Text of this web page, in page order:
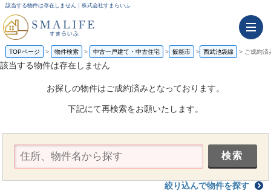
該当する物件は存在しません｜株式会社すまらいふ
TOPページ 物件検索 中古一戸建て・中古住宅 飯能市 西武池袋線 ご成約済
該当する物件は存在しません
お探しの物件はご成約済みとなっております。
下記にて再検索をお願いたします。
絞り込んで物件を探す